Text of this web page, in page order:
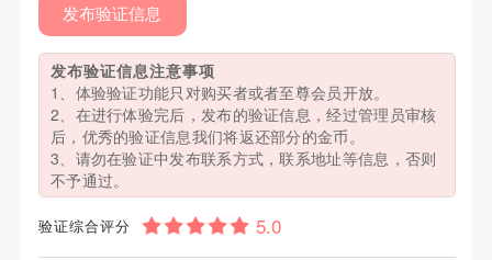
发布验证信息
发布验证信息注意事项
1、体验验证功能只对购买者或者至尊会员开放。
2、在进行体验完后，发布的验证信息，经过管理员审核
后，优秀的验证信息我们将返还部分的金币。
3、请勿在验证中发布联系方式，联系地址等信息，否则
不予通过。
验证综合评分